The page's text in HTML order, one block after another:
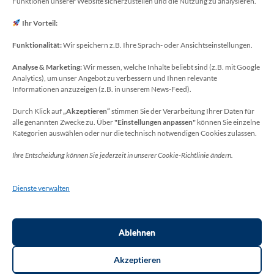
Ihr Vorteil:
Funktionalität:Wir speichern z.B. Ihre Sprach- oder Ansichtseinstellungen.
Analyse & Marketing:Wir messen, welche Inhalte beliebt sind (z.B. mit Google
Analytics), um unser Angebot zu verbessern und Ihnen relevante
Informationen anzuzeigen (z.B. in unserem News-Feed).
Durch Klick auf „Akzeptieren“ stimmen Sie der Verarbeitung Ihrer Daten für
alle genannten Zwecke zu. Über"Einstellungen anpassen" können Sie einzelne
Kategorien auswählen oder nur die technisch notwendigen Cookies zulassen.
Ihre Entscheidung können Sie jederzeit in unserer Cookie-Richtlinie ändern.
Dienste verwalten
Akzeptieren
Ablehnen
MINT-Blog: Herr Christoph Köchling
E-Mail: koechling[at]meckenheim-thr.de
Datenschutzbeauftragter
Sie erreichen unseren Datenschutzbeauftragten
unter:
Wolfgang Dax-Rommswinkel
Kaiser-Wilhelm-Platz 1
Deutschland
E-Mail: datenschutz-schulen[at]rhein-sieg-kreis.de